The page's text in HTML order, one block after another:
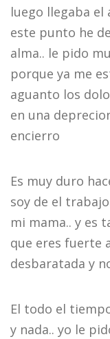
luego llegaba el
este punto he
alma.. le pido
porque ya me
aguanto los
en una
encierro
Es muy duro
soy de el
mi mama.. y es
que eres fuerte
desbaratada y
El todo el
y nada.. yo le